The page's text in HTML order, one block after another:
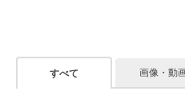
すべて 画像・動